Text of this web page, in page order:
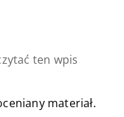
ten wpis
materiał.